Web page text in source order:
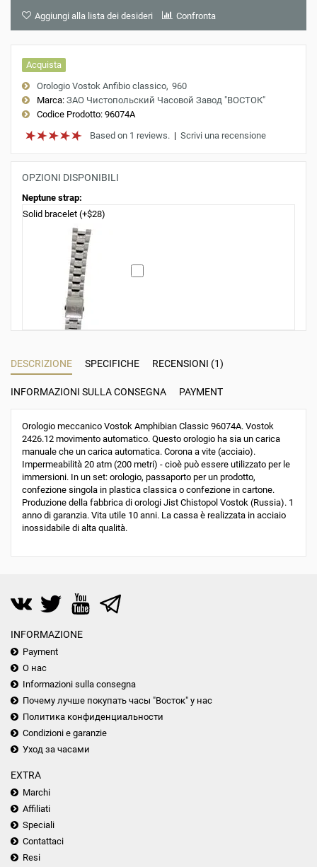
Aggiungi alla lista dei desideri Confronta
Acquista
Orologio Vostok Anfibio classico 960
Marca: ЗАО Чистопольский Часовой Завод "ВОСТОК"
Codice Prodotto: 96074A
Based on 1 reviews. | Scrivi una recensione
OPZIONI DISPONIBILI
Neptune strap:
Solid bracelet (+$28)
DESCRIZIONE SPECIFICHE RECENSIONI (1)
INFORMAZIONI SULLA CONSEGNA PAYMENT
Orologio meccanico Vostok Amphibian Classic 96074A. Vostok
2426.12 movimento automatico. Questo orologio ha sia un carica
manuale che un carica automatica. Corona a vite (acciaio).
Impermeabilità 20 atm (200 metri) - cioè può essere utilizzato per le
immersioni. In un set: orologio, passaporto per un prodotto,
confezione singola in plastica classica o confezione in cartone.
Produzione della fabbrica di orologi Jist Chistopol Vostok (Russia). 1
anno di garanzia. Vita utile 10 anni. La cassa è realizzata in acciaio
inossidabile di alta qualità.
INFORMAZIONE
Payment
О нас
Informazioni sulla consegna
Почему лучше покупать часы "Восток" у нас
Политика конфиденциальности
Condizioni e garanzie
Уход за часами
EXTRA
Marchi
Affiliati
Speciali
Contattaci
Resi